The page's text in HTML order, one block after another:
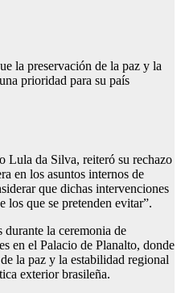
la preservación de la paz y la
prioridad para su país
Lula da Silva, reiteró su rechazo
en los asuntos internos de
que dichas intervenciones
los que se pretenden evitar”.
la ceremonia de
en el Palacio de Planalto, donde
la paz y la estabilidad regional
exterior brasileña.